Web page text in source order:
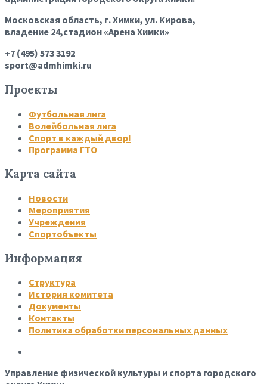
Московская область, г. Химки, ул. Кирова,
владение 24,стадион «Арена Химки»
+7 (495) 573 3192
sport@admhimki.ru
Проекты
Футбольная лига
Волейбольная лига
Спорт в каждый двор!
Программа ГТО
Карта сайта
Новости
Мероприятия
Учреждения
Спортобъекты
Информация
Структура
История комитета
Документы
Контакты
Политика обработки персональных данных
Управление физической культуры и спорта городского